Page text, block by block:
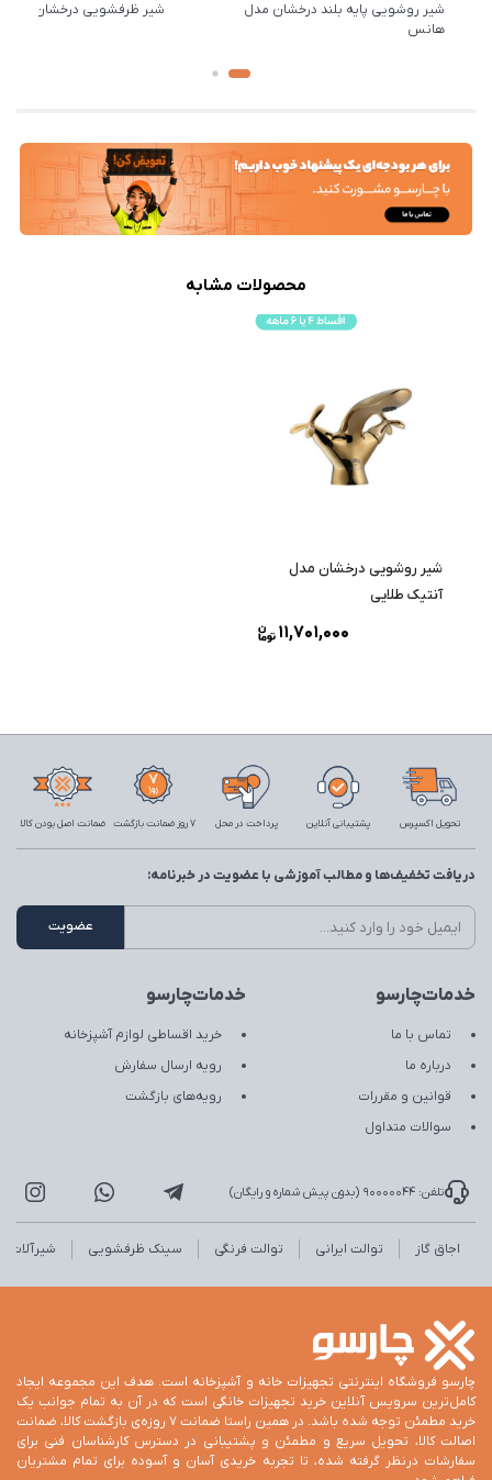
شیر روشویی پایه بلند درخشان مدل
هانس
شیر ظرفشویی درخشان
محصولات مشابه
شیر روشویی درخشان مدل
آنتیک طلایی
11,701,000
تحویل اکسپرس پشتیبانی آنلاین پرداخت در محل 7 روز ضمانت بازگشت ضمانت اصل بودن کالا
خدمات‌چارسو
تماس با ما
درباره ما
قوانین و مقررات
سوالات متداول
خدمات‌چارسو
خرید اقساطی لوازم آشپزخانه
رویه ارسال سفارش
رویه‌های بازگشت
دریافت تخفیف‌ها و مطالب آموزشی با عضویت در خبرنامه:
تلفن: 90000044 (بدون پیش شماره و رایگان)
اجاق گاز توالت ایرانی توالت فرنگی سینک ظرفشویی شیرآلات
چارسو فروشگاه اینترنتی تجهیزات خانه و آشپزخانه است. هدف این مجموعه ایجاد
کامل‌ترین سرویس آنلاین خرید تجهیزات خانگی است که در آن به تمام جوانب یک
خرید مطمئن توجه شده باشد. در همین راستا ضمانت 7 روزه‌ی بازگشت کالا، ضمانت
اصالت کالا، تحویل سریع و مطمئن و پشتیبانی در دسترس کارشناسان فنی برای
سفارشات درنظر گرفته شده، تا تجربه خریدی آسان و آسوده برای تمام مشتریان